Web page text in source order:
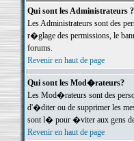
Qui sont les Administrateurs ?
Les Administrateurs sont des
r�glage des permissions, le
forums.
Revenir en haut de page
Qui sont les Mod�rateurs?
Les Mod�rateurs sont des
d'�diter ou de supprimer les
sont l� pour �viter aux gens
Revenir en haut de page